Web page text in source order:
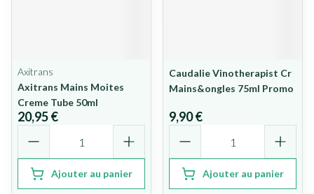
Axitrans
Axitrans Mains Moites
Creme Tube 50ml
20,95 €
Ajouter au panier
Caudalie Vinotherapist Cr
Mains&ongles 75ml Promo
9,90 €
Ajouter au panier